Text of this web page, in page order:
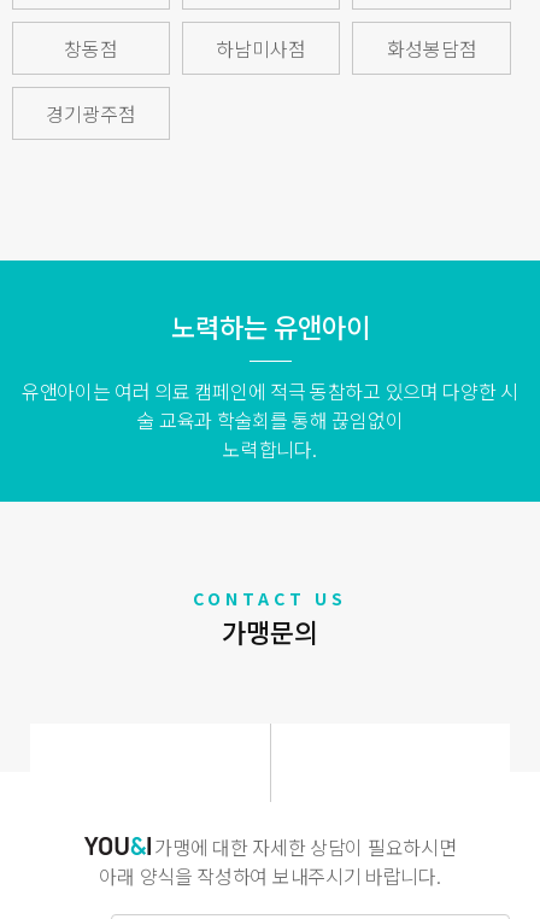
창동점 하남미사점 화성봉담점
경기광주점
노력하는 유앤아이
유앤아이는 여러 의료 캠페인에 적극 동참하고 있으며 다양한 시
술 교육과 학술회를 통해 끊임없이
노력합니다.
CONTACT US
가맹문의
가맹에 대한 자세한 상담이 필요하시면
아래 양식을 작성하여 보내주시기 바랍니다.